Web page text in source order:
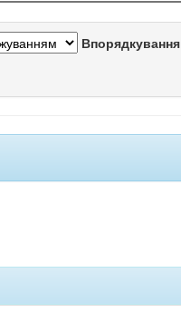
Впорядкування